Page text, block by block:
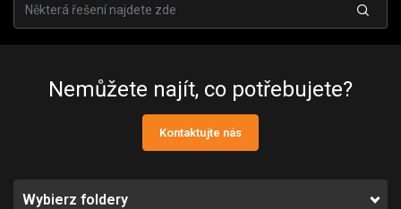
Nemůžete najít, co potřebujete?
Kontaktujte nás
Wybierz foldery